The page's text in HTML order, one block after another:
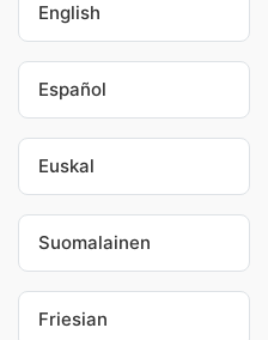
English
Español
Euskal
Suomalainen
Friesian